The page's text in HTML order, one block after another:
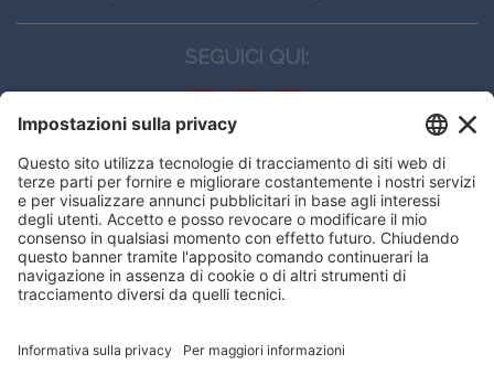
SEGUICI QUI:
CONTATTI
Edi.Ermes srl
Viale E. Forlanini, 21 - 20134, Milano
(+39)027021121
E-mail:eeinfo@eenet.it
ORARI
offrirti la migliore navigazione